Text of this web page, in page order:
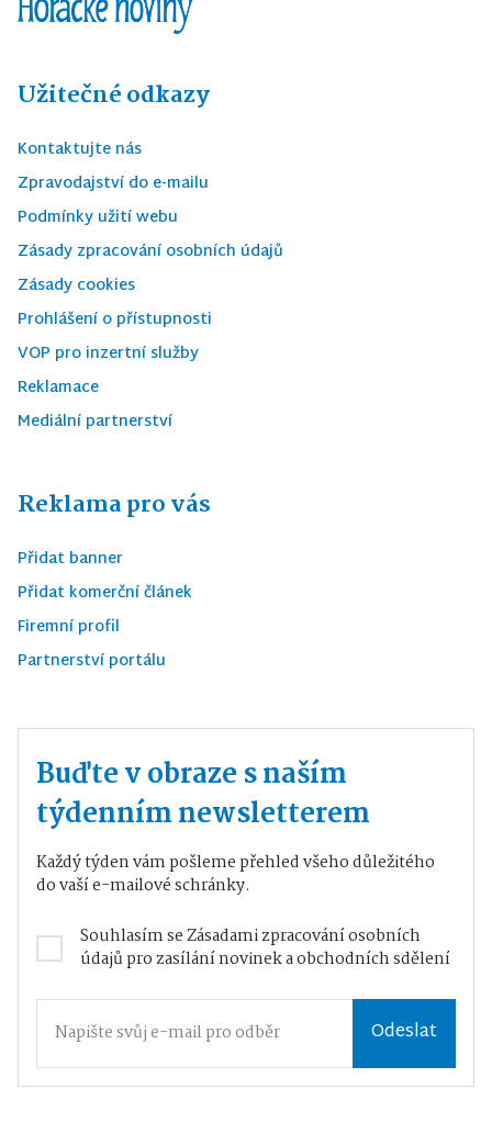
Užitečné odkazy
Kontaktujte nás
Zpravodajství do e-mailu
Podmínky užití webu
Zásady zpracování osobních údajů
Zásady cookies
Prohlášení o přístupnosti
VOP pro inzertní služby
Reklamace
Mediální partnerství
Reklama pro vás
Přidat banner
Přidat komerční článek
Firemní profil
Partnerství portálu
Buďte v obraze s naším
týdenním newsletterem
Každý týden vám pošleme přehled všeho důležitého
do vaší e-mailové schránky.
Souhlasím seZásadami zpracování osobních
údajůpro zasílání novinek a obchodních sdělení
Odeslat